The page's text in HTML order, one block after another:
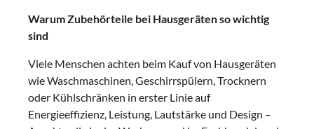
Warum Zubehörteile bei Hausgeräten so wichtig
sind
Viele Menschen achten beim Kauf von Hausgeräten
wie Waschmaschinen, Geschirrspülern, Trocknern
oder Kühlschränken in erster Linie auf
Energieeffizienz, Leistung, Lautstärke und Design –